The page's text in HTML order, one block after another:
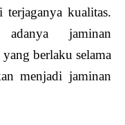
terjaganya kualitas.
jaminan
berlaku selama
menjadi jaminan